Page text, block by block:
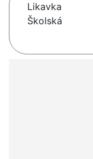
Likavka
Školská